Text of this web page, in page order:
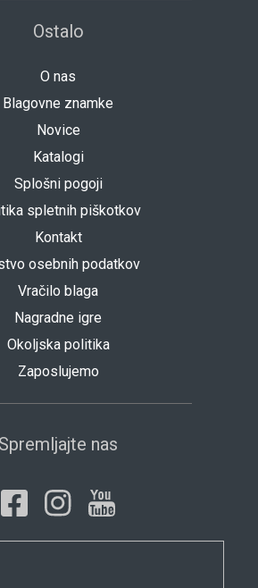
Ostalo
O nas
Blagovne znamke
Novice
Katalogi
Splošni pogoji
spletnih piškotkov
Kontakt
osebnih podatkov
Vračilo blaga
Nagradne igre
Okoljska politika
Zaposlujemo
Spremljajte nas